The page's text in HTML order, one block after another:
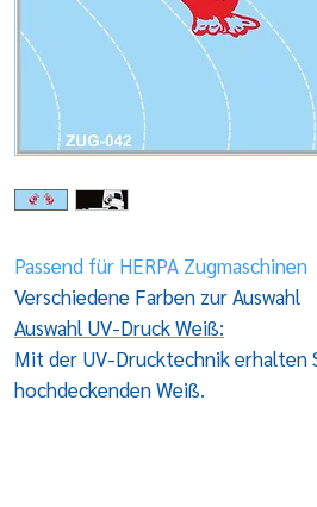
Passend für HERPA Zugmaschinen
Verschiedene Farben zur Auswahl
Auswahl UV-Druck Weiß:
Mit der UV-Drucktechnik erhalten
hochdeckenden Weiß.